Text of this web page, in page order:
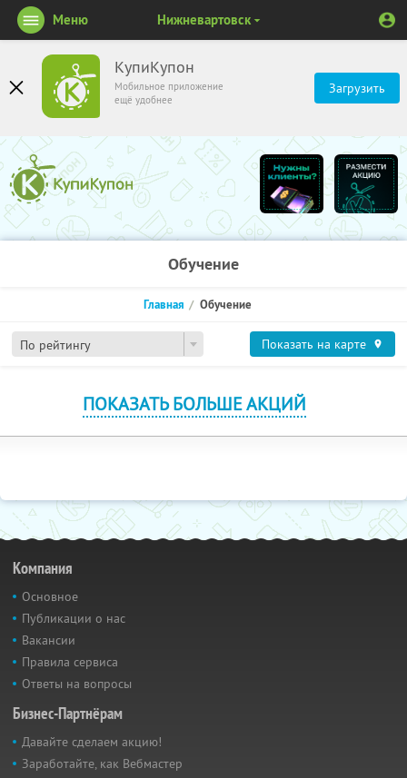
КупиКупон
Мобильное приложение
ещё удобнее
Загрузить
Меню Нижневартовск
Обучение
По рейтингу
Главная Обучение
Показать на карте
ПОКАЗАТЬ БОЛЬШЕ АКЦИЙ
Компания
Основное
Публикации о нас
Вакансии
Правила сервиса
Ответы на вопросы
Бизнес-Партнёрам
Давайте сделаем акцию!
Заработайте, как Вебмастер